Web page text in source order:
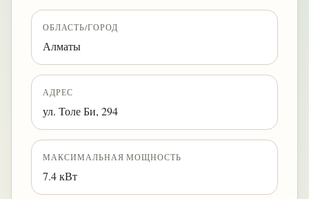
ОБЛАСТЬ/ГОРОД
Алматы
АДРЕС
ул. Толе Би, 294
МАКСИМАЛЬНАЯ МОЩНОСТЬ
7.4 кВт